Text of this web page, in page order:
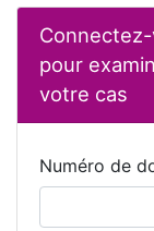
pour
votre cas
Numéro de